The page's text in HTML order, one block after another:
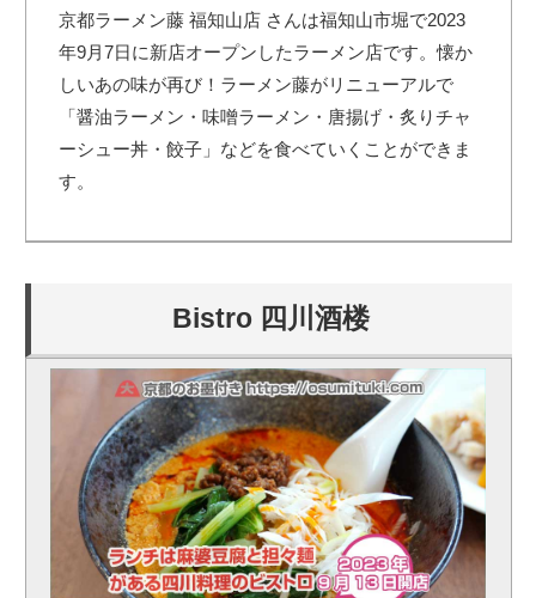
京都ラーメン藤 福知山店 さんは福知山市堀で2023
年9月7日に新店オープンしたラーメン店です。懐か
しいあの味が再び！ラーメン藤がリニューアルで
「醤油ラーメン・味噌ラーメン・唐揚げ・炙りチャ
ーシュー丼・餃子」などを食べていくことができま
す。
Bistro 四川酒楼